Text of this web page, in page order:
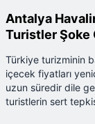
Antalya
Turistler Şoke
Türkiye turizminin
içecek fiyatları
uzun süredir dile
turistlerin sert